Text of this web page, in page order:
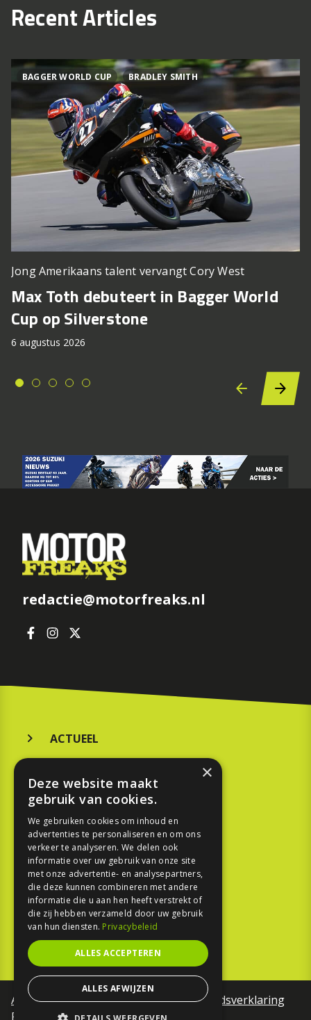
Recent Articles
BAGGER WORLD CUP BRADLEY SMITH
Jong Amerikaans talent vervangt Cory West
Max Toth debuteert in Bagger World
Cup op Silverstone
6 augustus 2026
redactie@motorfreaks.nl
ACTUEEL
KOOPGIDS
TESTEN
SPORT
REPORTAGE
TOUREN
NIEUWSBRIEF
Algemene voorwaardenToegankelijkheidsverklaring
×
Deze website maakt
gebruik van cookies.
We gebruiken cookies om inhoud en
advertenties te personaliseren en om ons
verkeer te analyseren. We delen ook
informatie over uw gebruik van onze site
met onze advertentie- en analysepartners,
die deze kunnen combineren met andere
informatie die u aan hen heeft verstrekt of
die zij hebben verzameld door uw gebruik
van hun diensten. Privacybeleid
ALLES ACCEPTEREN
ALLES AFWIJZEN